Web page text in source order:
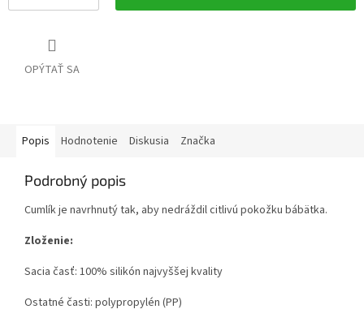
OPÝTAŤ SA
Popis Hodnotenie Diskusia Značka
Podrobný popis
Cumlík je navrhnutý tak, aby nedráždil citlivú pokožku bábätka.
Zloženie:
Sacia časť: 100% silikón najvyššej kvality
Ostatné časti: polypropylén (PP)